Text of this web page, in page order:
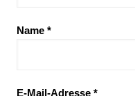
Name *
E-Mail-Adresse *